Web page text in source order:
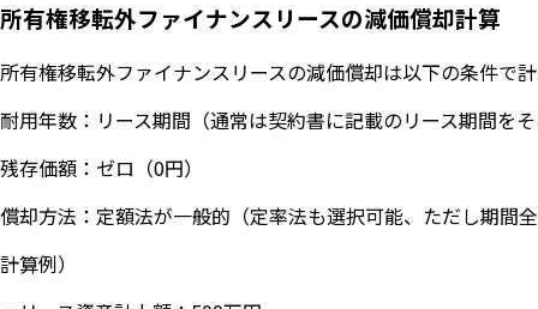
所有権移転外ファイナンスリースの減価償却計算
所有権移転外ファイナンスリースの減価償却は以下の条件で
耐用年数：リース期間（通常は契約書に記載のリース期間を
残存価額：ゼロ（0円）
償却方法：定額法が一般的（定率法も選択可能、ただし期間
計算例）